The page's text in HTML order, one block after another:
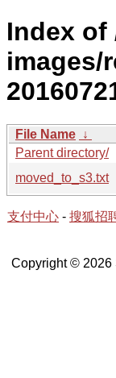
Index
images/
File Name ↓
Parent directory/
moved_to_s3.txt
支付中心 - 搜狐招
Copyright © 2026